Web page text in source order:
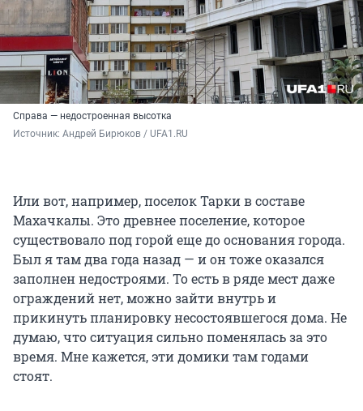
Справа — недостроенная высотка
Источник: Андрей Бирюков / UFA1.RU
Или вот, например, поселок Тарки в составе
Махачкалы. Это древнее поселение, которое
существовало под горой еще до основания города.
Был я там два года назад — и он тоже оказался
заполнен недостроями. То есть в ряде мест даже
ограждений нет, можно зайти внутрь и
прикинуть планировку несостоявшегося дома. Не
думаю, что ситуация сильно поменялась за это
время. Мне кажется, эти домики там годами
стоят.